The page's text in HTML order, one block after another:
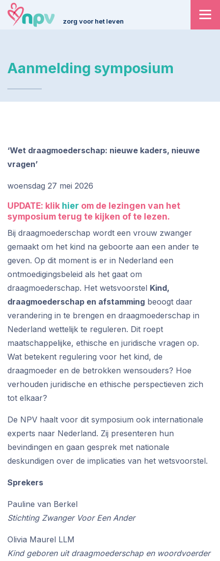
zorg voor het leven
Aanmelding symposium
‘Wet draagmoederschap: nieuwe kaders, nieuwe
vragen’
woensdag 27 mei 2026
UPDATE: klik hier om de lezingen van het
symposium terug te kijken of te lezen.
Bij draagmoederschap wordt een vrouw zwanger
gemaakt om het kind na geboorte aan een ander te
geven. Op dit moment is er in Nederland een
ontmoedigingsbeleid als het gaat om
draagmoederschap. Het wetsvoorstel Kind,
draagmoederschap en afstamming beoogt daar
verandering in te brengen en draagmoederschap in
Nederland wettelijk te reguleren. Dit roept
maatschappelijke, ethische en juridische vragen op.
Wat betekent regulering voor het kind, de
draagmoeder en de betrokken wensouders? Hoe
verhouden juridische en ethische perspectieven zich
tot elkaar?
De NPV haalt voor dit symposium ook internationale
experts naar Nederland. Zij presenteren hun
bevindingen en gaan gesprek met nationale
deskundigen over de implicaties van het wetsvoorstel.
Sprekers
Pauline van Berkel
Stichting Zwanger Voor Een Ander
Olivia Maurel LLM
Kind geboren uit draagmoederschap en woordvoerder